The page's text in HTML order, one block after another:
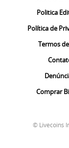
Politica
Política de
Termos
Comprar
© Livecoins